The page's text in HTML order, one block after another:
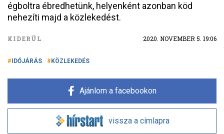
égboltra ébredhetünk, helyenként azonban köd
nehezíti majd a közlekedést.
KIDERÜL 2020. NOVEMBER 5. 19:06
IDŐJÁRÁS KÖZLEKEDÉS
Ajánlom a facebookon
vissza a címlapra